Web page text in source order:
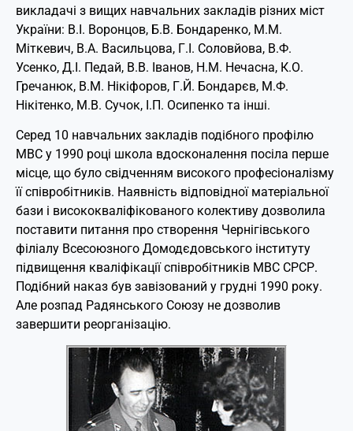
викладачі з вищих навчальних закладів різних міст
України: В.І. Воронцов, Б.В. Бондаренко, М.М.
Міткевич, В.А. Васильцова, Г.І. Соловйова, В.Ф.
Усенко, Д.І. Педай, В.В. Іванов, Н.М. Нечасна, К.О.
Гречанюк, В.М. Нікіфоров, Г.Й. Бондарєв, М.Ф.
Нікітенко, М.В. Сучок, І.П. Осипенко та інші.
Серед 10 навчальних закладів подібного профілю
МВС у 1990 році школа вдосконалення посіла перше
місце, що було свідченням високого професіоналізму
її співробітників. Наявність відповідної матеріальної
бази і висококваліфікованого колективу дозволила
поставити питання про створення Чернігівського
філіалу Всесоюзного Домодєдовського інституту
підвищення кваліфікації співробітників МВС СРСР.
Подібний наказ був завізований у грудні 1990 року.
Але розпад Радянського Союзу не дозволив
завершити реорганізацію.